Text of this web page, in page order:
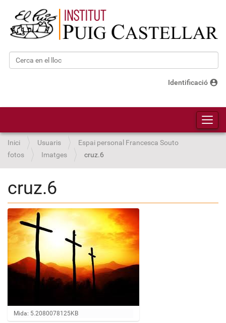
Cerca
Identificació account_circle
Inici Usuaris
Espai personal Francesca Souto
fotos
Imatges cruz.6
cruz.6
Feu clic per a visualitzar la imatge a mida completa…
Mida: 5.2080078125KB